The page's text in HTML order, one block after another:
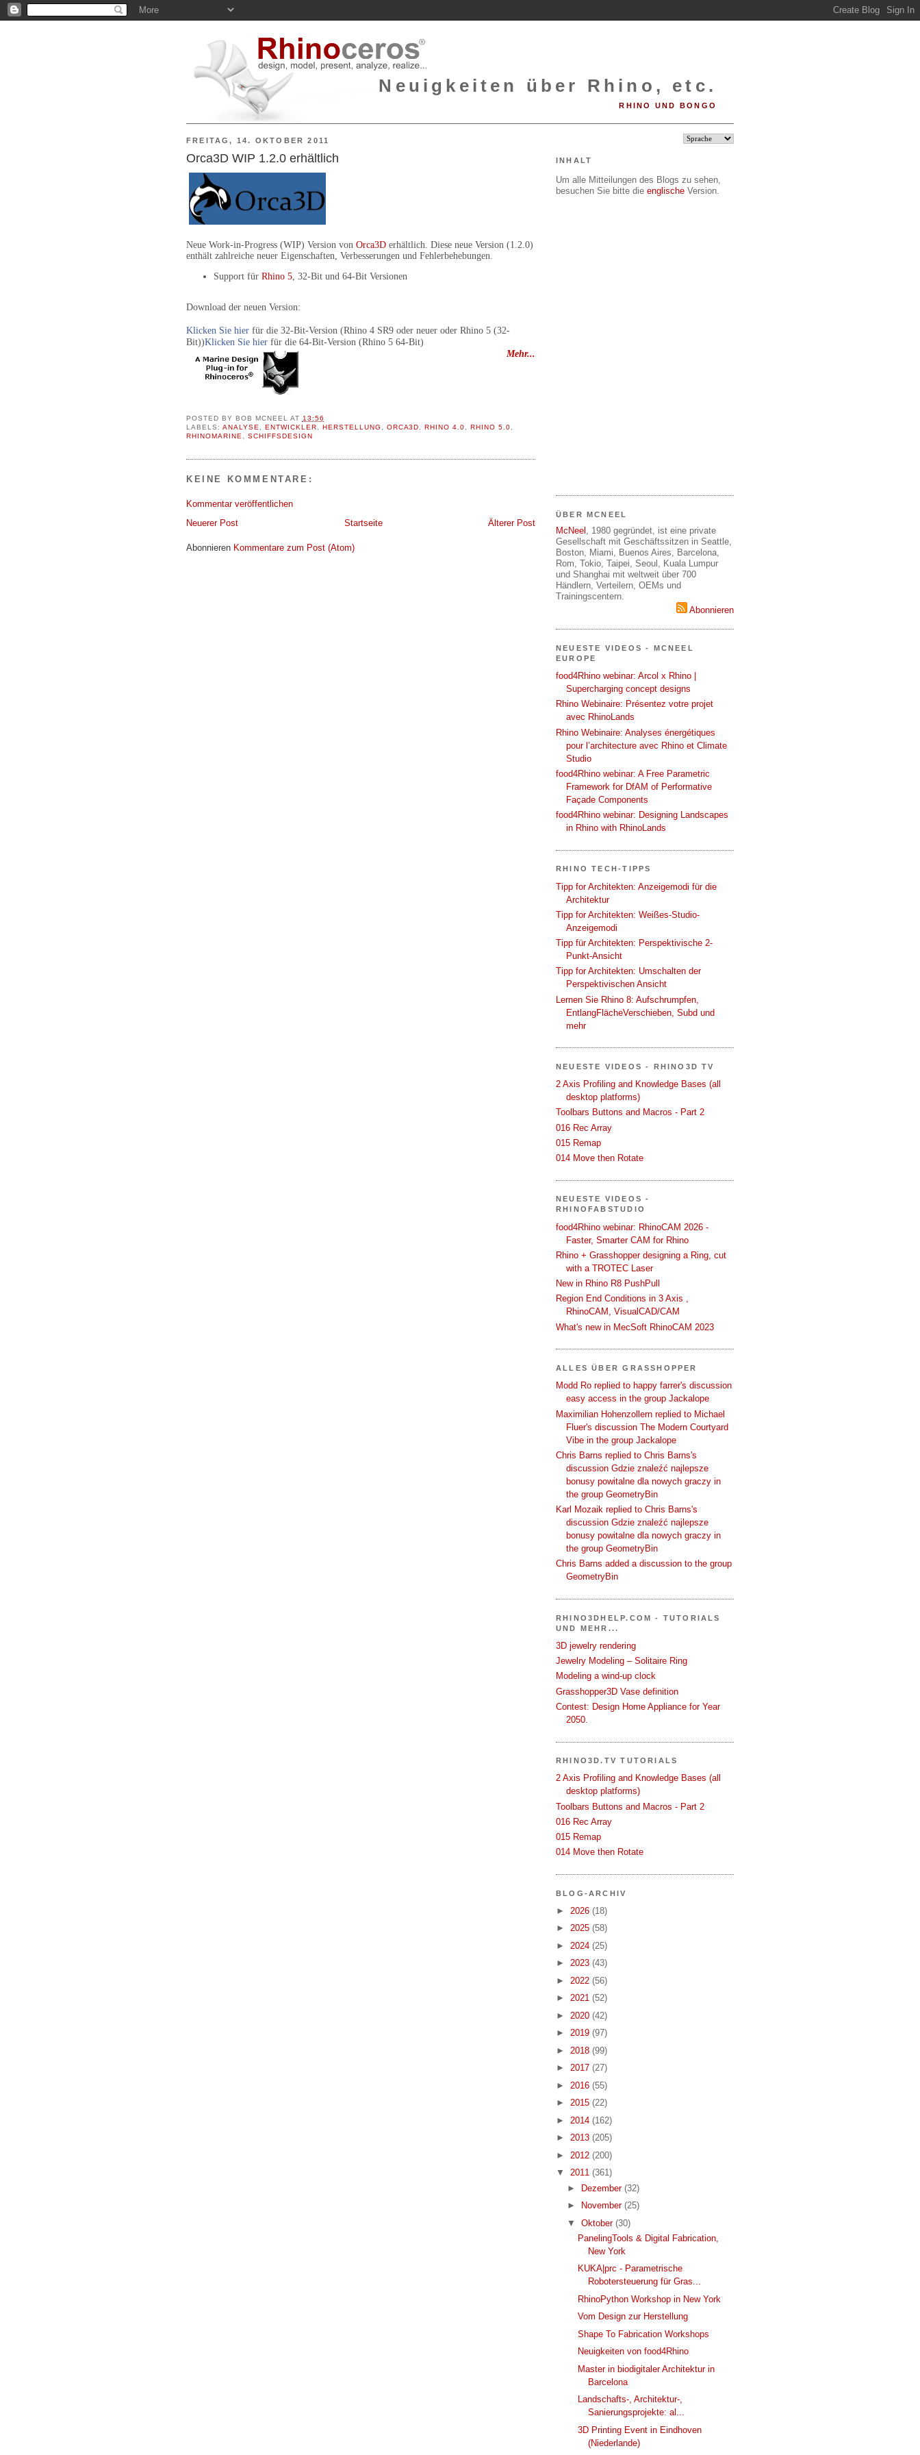
Neuigkeiten über Rhino, etc.
RHINO UND BONGO
FREITAG, 14. OKTOBER 2011
Orca3D WIP 1.2.0 erhältlich
Neue Work-in-Progress (WIP) Version von Orca3D erhältlich. Diese neue Version (1.2.0)
enthält zahlreiche neuer Eigenschaften, Verbesserungen und Fehlerbehebungen.
Support für Rhino 5, 32-Bit und 64-Bit Versionen
Download der neuen Version:
Klicken Sie hier für die 32-Bit-Version (Rhino 4 SR9 oder neuer oder Rhino 5 (32-
Bit))Klicken Sie hier für die 64-Bit-Version (Rhino 5 64-Bit)
Mehr...
POSTED BY BOB MCNEEL AT 13:56
LABELS: ANALYSE, ENTWICKLER, HERSTELLUNG , ORCA3D, RHINO 4.0, RHINO 5.0,
RHINOMARINE, SCHIFFSDESIGN
KEINE KOMMENTARE:
Kommentar veröffentlichen
Neuerer Post
Älterer Post
Startseite
Abonnieren Kommentare zum Post (Atom)
INHALT
Um alle Mitteilungen des Blogs zu sehen,
besuchen Sie bitte die englische Version.
ÜBER MCNEEL
McNeel
, 1980 gegründet, ist eine private
Gesellschaft mit Geschäftssitzen in Seattle,
Boston, Miami, Buenos Aires, Barcelona,
Rom, Tokio, Taipei, Seoul, Kuala Lumpur
und Shanghai mit weltweit über 700
Händlern, Verteilern, OEMs und
Trainingscentern.
Abonnieren
NEUESTE VIDEOS - MCNEEL
EUROPE
food4Rhino webinar: Arcol x Rhino |
Supercharging concept designs
Rhino Webinaire: Présentez votre projet
avec RhinoLands
Rhino Webinaire: Analyses énergétiques
pour l’architecture avec Rhino et Climate
Studio
food4Rhino webinar: A Free Parametric
Framework for DfAM of Performative
Façade Components
food4Rhino webinar: Designing Landscapes
in Rhino with RhinoLands
RHINO TECH-TIPPS
Tipp for Architekten: Anzeigemodi für die
Architektur
Tipp for Architekten: Weißes-Studio-
Anzeigemodi
Tipp für Architekten: Perspektivische 2-
Punkt-Ansicht
Tipp for Architekten: Umschalten der
Perspektivischen Ansicht
Lernen Sie Rhino 8: Aufschrumpfen,
EntlangFlächeVerschieben, Subd und
mehr
NEUESTE VIDEOS - RHINO3D TV
2 Axis Profiling and Knowledge Bases (all
desktop platforms)
Toolbars Buttons and Macros - Part 2
016 Rec Array
015 Remap
014 Move then Rotate
NEUESTE VIDEOS -
RHINOFABSTUDIO
food4Rhino webinar: RhinoCAM 2026 -
Faster, Smarter CAM for Rhino
Rhino + Grasshopper designing a Ring, cut
with a TROTEC Laser
New in Rhino R8 PushPull
Region End Conditions in 3 Axis ,
RhinoCAM, VisualCAD/CAM
What's new in MecSoft RhinoCAM 2023
ALLES ÜBER GRASSHOPPER
Modd Ro replied to happy farrer's discussion
easy access in the group Jackalope
Maximilian Hohenzollern replied to Michael
Fluer's discussion The Modern Courtyard
Vibe in the group Jackalope
Chris Barns replied to Chris Barns's
discussion Gdzie znaleźć najlepsze
bonusy powitalne dla nowych graczy in
the group GeometryBin
Karl Mozaik replied to Chris Barns's
discussion Gdzie znaleźć najlepsze
bonusy powitalne dla nowych graczy in
the group GeometryBin
Chris Barns added a discussion to the group
GeometryBin
RHINO3DHELP.COM - TUTORIALS
UND MEHR...
3D jewelry rendering
Jewelry Modeling – Solitaire Ring
Modeling a wind-up clock
Grasshopper3D Vase definition
Contest: Design Home Appliance for Year
2050.
RHINO3D.TV TUTORIALS
2 Axis Profiling and Knowledge Bases (all
desktop platforms)
Toolbars Buttons and Macros - Part 2
016 Rec Array
015 Remap
014 Move then Rotate
BLOG-ARCHIV
► 2026 (18)
► 2025 (58)
► 2024 (25)
► 2023 (43)
► 2022 (56)
► 2021 (52)
► 2020 (42)
► 2019 (97)
► 2018 (99)
► 2017 (27)
► 2016 (55)
► 2015 (22)
► 2014 (162)
► 2013 (205)
► 2012 (200)
▼ 2011 (361)
► Dezember (32)
►
November (25)
▼ Oktober (30)
PanelingTools & Digital Fabrication,
New York
KUKA|prc - Parametrische
Robotersteuerung für Gras...
RhinoPython Workshop in New York
Vom Design zur Herstellung
Shape To Fabrication Workshops
Neuigkeiten von food4Rhino
Master in biodigitaler Architektur in
Barcelona
Landschafts-, Architektur-,
Sanierungsprojekte: al...
3D Printing Event in Eindhoven
(Niederlande)